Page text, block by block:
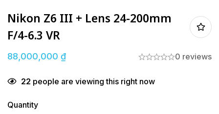
Nikon Z6 III + Lens 24-200mm
F/4-6.3 VR
88,000,000 ₫ 0 reviews
22 people are viewing this right now
Quantity